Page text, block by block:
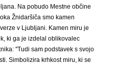
Na pobudo Mestne občine
Žnidaršiča smo kamen
v Ljubljani. Kamen miru je
ki ga je izdelal oblikovalec
''Tudi sam podstavek s svojo
Simbolizira krhkost miru, ki se